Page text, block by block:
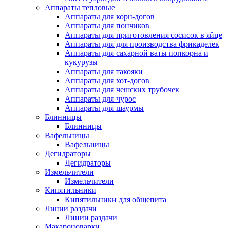
Аппараты тепловые
Аппараты для корн-догов
Аппараты для пончиков
Аппараты для приготовления сосисок в яйце
Аппараты для для производства фрикаделек
Аппараты для сахарной ваты попкорна и
кукурузы
Аппараты для такояки
Аппараты для хот-догов
Аппараты для чешских трубочек
Аппараты для чурос
Аппараты для шаурмы
Блинницы
Блинницы
Вафельницы
Вафельницы
Дегидраторы
Дегидраторы
Измельчители
Измельчители
Кипятильники
Кипятильники для общепита
Линии раздачи
Линии раздачи